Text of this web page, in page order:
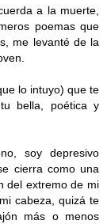
a la muerte,
poemas que
me levanté de la
lo intuyo) que te
bella, poética y
soy depresivo
cierra como una
del extremo de mi
cabeza, quizá te
más o menos